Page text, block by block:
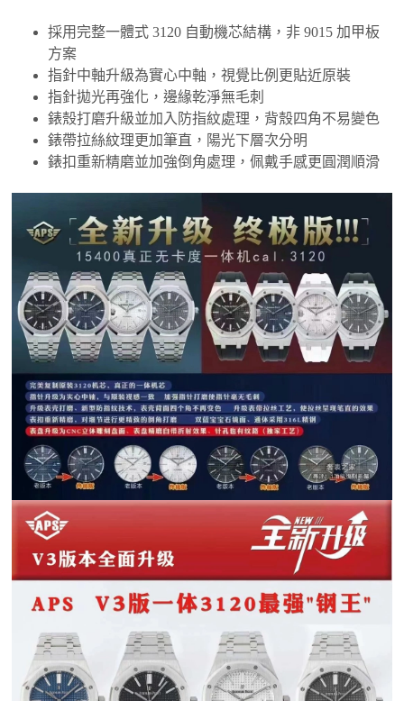
採用完整一體式 3120 自動機芯結構，非 9015 加甲板
方案
指針中軸升級為實心中軸，視覺比例更貼近原裝
指針拋光再強化，邊緣乾淨無毛刺
錶殼打磨升級並加入防指紋處理，背殼四角不易變色
錶帶拉絲紋理更加筆直，陽光下層次分明
錶扣重新精磨並加強倒角處理，佩戴手感更圓潤順滑